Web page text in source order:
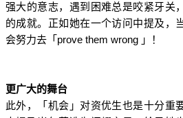
强大的意志，遇到困难总是咬紧牙关
的成就。正如她在一个访问中提及，
会努力去「 prove them wrong 」！
更广大的舞台
此外，「机会」对资优生也是十分重